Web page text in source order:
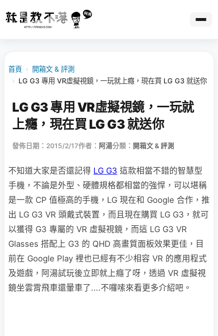
首頁 ›
開箱文 & 評測
› LG G3 專用 VR虛擬視鏡，一玩就上癮，現在買 LG G3 就送你
LG G3 專用 VR虛擬視鏡，一玩就
上癮，現在買 LG G3 就送你
發佈日期：2015/2/17作者： 阿湯分類： 開箱文 & 評測
不知道大家是否還記得 LG G3 這款相當不錯的智慧型
手機，不論是外型、硬體規格都相當的強悍，可以堪稱
是一款 CP 值極高的手機，LG 現在和 Google 合作，推
出 LG G3 VR 頭戴式裝置，而且現在購買 LG G3，就可
以獲得 G3 專屬的 VR 虛擬視鏡，而這 LG G3 VR
Glasses 搭配上 G3 的 QHD 高畫質面板效果更佳，目
前在 Google Play 裡也已經有不少相容 VR 的應用程式
及遊戲，阿湯試玩後立即就上癮了呀，透過 VR 虛擬視
鏡坐雲霄飛車還暈車了....不囉嗦來看更多介紹吧。